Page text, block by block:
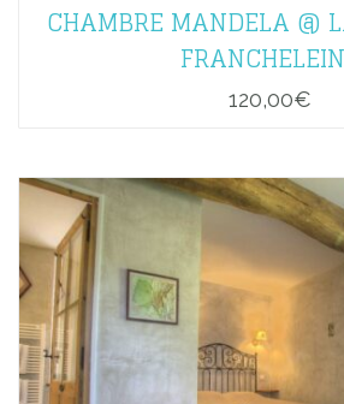
CHAMBRE MANDELA @
120,00€